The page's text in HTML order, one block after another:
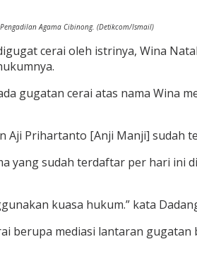
Agama Cibinong. (Detikcom/Ismail)
cerai oleh istrinya, Wina
gugatan cerai atas nama Wina
Prihartanto [Anji Manji] sudah
yang sudah terdaftar per hari ini
kuasa hukum.” kata
berupa mediasi lantaran